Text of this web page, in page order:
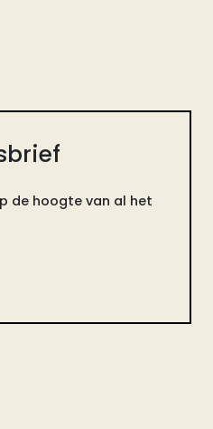
de hoogte van al het